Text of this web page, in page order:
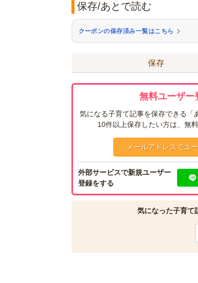
保存/あとで読む
クーポンの保存済み一覧はこちら
保存
無料ユーザー
気になる子育て記事を保存できる「
10件以上保存したい方は、無
メールアドレスでユ
外部サービスで新規ユーザー
登録をする
気になった子育て